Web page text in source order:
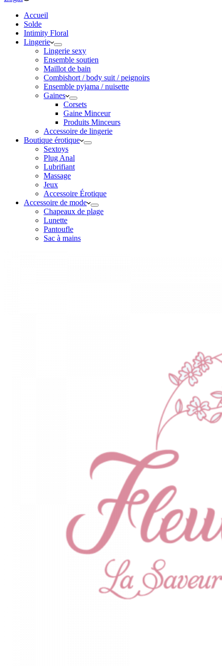
Accueil
Solde
Intimity Floral
Lingerie
Lingerie sexy
Ensemble soutien
Maillot de bain
Combishort / body suit / peignoirs
Ensemble pyjama / nuisette
Gaines
Corsets
Gaine Minceur
Produits Minceurs
Accessoire de lingerie
Boutique érotique
Sextoys
Plug Anal
Lubrifiant
Massage
Jeux
Accessoire Érotique
Accessoire de mode
Chapeaux de plage
Lunette
Pantoufle
Sac à mains